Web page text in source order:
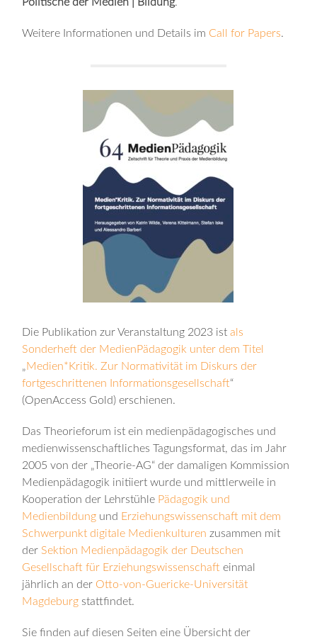
Weitere Informationen und Details im Call for Papers.
Die Publikation zur Veranstaltung 2023 istals
Sonderheft der MedienPädagogik unter dem Titel
„Medien*Kritik. Zur Normativität im Diskurs der
fortgeschrittenen Informationsgesellschaft“
(OpenAccess Gold) erschienen.
Das Theorieforum ist ein medienpädagogisches und
medienwissenschaftliches Tagungsformat, das im Jahr
2005 von der „Theorie-AG“ der damaligen Kommission
Medienpädagogik initiiert wurde und mittlerweile in
Kooperation der Lehrstühle Pädagogik und
Medienbildung und Erziehungswissenschaft mit dem
Schwerpunkt digitale Medienkulturen zusammen mit
der Sektion Medienpädagogik der Deutschen
Gesellschaft für Erziehungswissenschaft einmal
jährlich an der Otto-von-Guericke-Universität
Magdeburg stattfindet.
Sie finden auf diesen Seiten eine Übersicht der